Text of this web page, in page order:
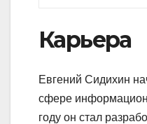
Карьера
Евгений Сидихин
сфере
году он стал